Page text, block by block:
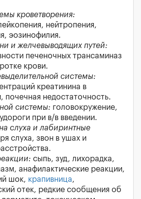
кроветворения:
нейтропения,
эозинофилия.
и желчевыводящих путей:
печеночных трансаминаз
крови.
системы:
креатинина в
почечная недостаточность.
системы: головокружение,
при в/в введении.
слуха и лабиринтные
слуха, звон в ушах и
сыпь, зуд, лихорадка,
анафилактические реакции,
шок, крапивница,
отек, редкие сообщения об